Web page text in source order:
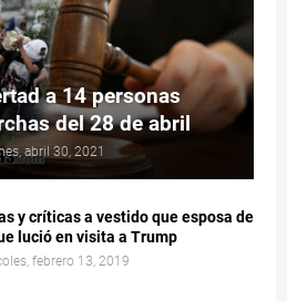
a 14 personas
del 28 de abril
abril 30, 2021
y críticas a vestido que esposa de
lució en visita a Trump
febrero 13, 2019